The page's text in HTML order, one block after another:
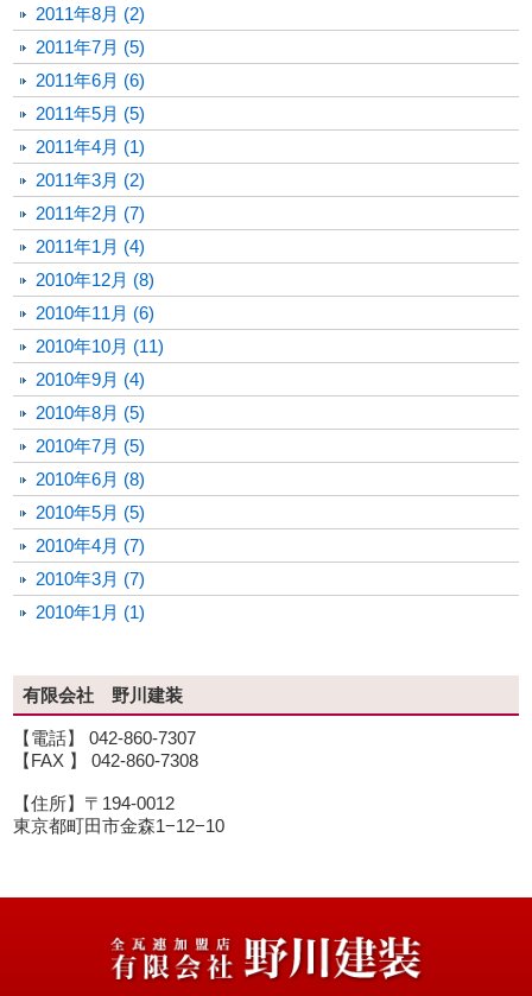
2011年8月 (2)
2011年7月 (5)
2011年6月 (6)
2011年5月 (5)
2011年4月 (1)
2011年3月 (2)
2011年2月 (7)
2011年1月 (4)
2010年12月 (8)
2010年11月 (6)
2010年10月 (11)
2010年9月 (4)
2010年8月 (5)
2010年7月 (5)
2010年6月 (8)
2010年5月 (5)
2010年4月 (7)
2010年3月 (7)
2010年1月 (1)
有限会社 野川建装
【電話】 042-860-7307
【FAX 】 042-860-7308
【住所】〒194-0012
東京都町田市金森1−12−10